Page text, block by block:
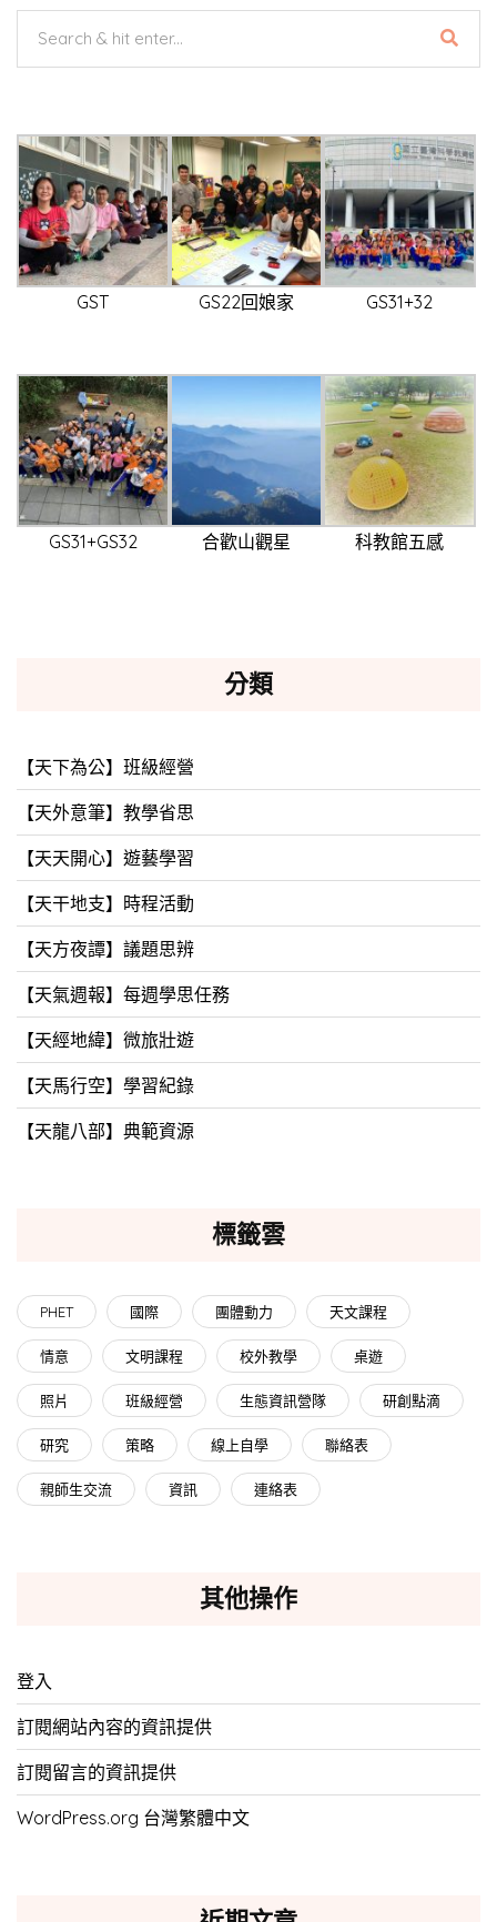
GST GS22回娘家 GS31+32
GS31+GS32 合歡山觀星 科教館五感
分類
【天下為公】班級經營
【天外意筆】教學省思
【天天開心】遊藝學習
【天干地支】時程活動
【天方夜譚】議題思辨
【天氣週報】每週學思任務
【天經地緯】微旅壯遊
【天馬行空】學習紀錄
【天龍八部】典範資源
標籤雲
PHET 國際 團體動力 天文課程
情意 文明課程 校外教學 桌遊
照片 班級經營 生態資訊營隊 研創點滴
研究 策略 線上自學 聯絡表
親師生交流 資訊 連絡表
其他操作
登入
訂閱網站內容的資訊提供
訂閱留言的資訊提供
WordPress.org 台灣繁體中文